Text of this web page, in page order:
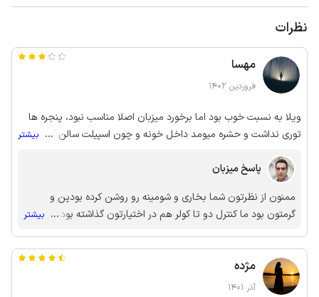
نظرات
مهسا
فروردین 1402
ویلا به نسبت خوب بود اما برخورد میزبان اصلا مناسب نبود، پنجره ها
توری نداشت و حشره میومد داخل خونه و چون اسپیلت سالن کار
... بیشتر
پاسخ میزبان
ممنون از نظرتون شما بخاری و شومینه رو روشن کرده بودین و
گرمتون بود ما کنترل دو تا کولر هم در اختیارتون گذاشته بودیم و
تا کولر در دسترس شما بود
... بیشتر
مژده
آذر 1401